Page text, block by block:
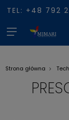
TEL: +48 792
Strona główna